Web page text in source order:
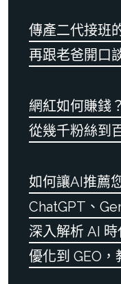
傳產二代接班
再跟老爸開口
網紅如何賺錢
從幾千粉絲到
如何讓AI推薦
ChatGPT、
深入解析 AI
優化到 GEO，